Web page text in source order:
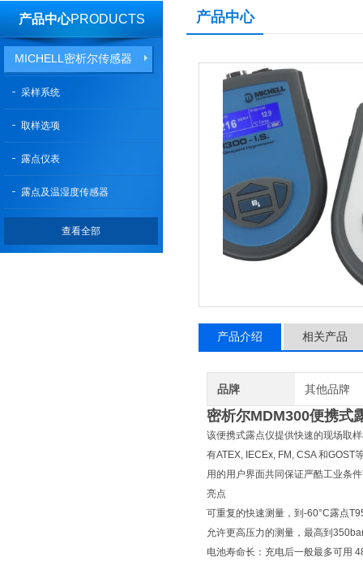
产品中心PRODUCTS
MICHELL密析尔传感器
采样系统
取样选项
露点仪表
露点及温湿度传感器
查看全部
产品中心
产品介绍 相关产品
品牌 其他品牌
密析尔MDM300便携式
该便携式露点仪提供快速的现场取
有ATEX, IECEx, FM, CSA 和
用的用户界面共同保证严酷工业条
亮点
可重复的快速测量，到-60°C露点
允许更高压力的测量，最高到
电池寿命长：充电后一般最多可用